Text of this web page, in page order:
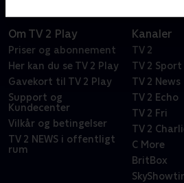
Om TV 2 Play
Priser og abonnement
Her kan du se TV 2 Play
Gavekort til TV 2 Play
Support og
Kundecenter
Vilkår og betingelser
TV 2 NEWS i offentligt
rum
Kanaler
TV 2
TV 2 Sport
TV 2 News
TV 2 Echo
TV 2 Fri
TV 2
C More
BritBox